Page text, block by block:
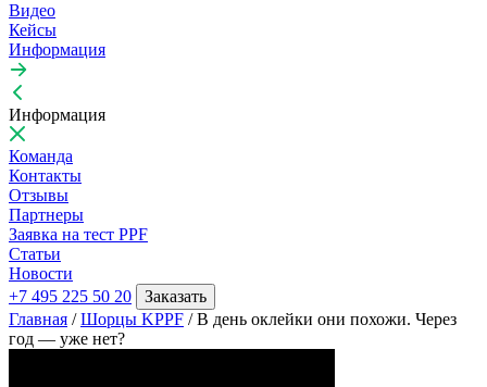
Видео
Кейсы
Информация
Информация
Команда
Контакты
Отзывы
Партнеры
Заявка на тест PPF
Статьи
Новости
+7 495 225 50 20
Заказать
Главная / Шорцы KPPF / В день оклейки они похожи. Через
од — уже нет?